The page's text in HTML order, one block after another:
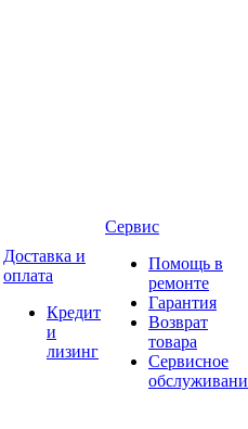
Доставка и
оплата
Кредит
и
лизинг
Сервис
Помощь в
ремонте
Гарантия
Возврат
товара
Сервисное